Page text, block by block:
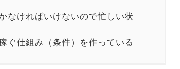
なければいけないので忙しい状
ぐ仕組み（条件）を作っている